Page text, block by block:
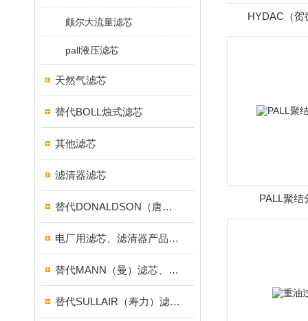
颇尔大流量滤芯
pall液压滤芯
天然气滤芯
替代BOLL烛式滤芯
其他滤芯
滤清器滤芯
替代DONALDSON（唐纳森）滤芯、滤清器产品
电厂用滤芯、滤清器产品集合
替代MANN（曼）滤芯、滤清器产品
替代SULLAIR（寿力）滤芯、滤清器产品
HYDAC（贺
PALL聚结